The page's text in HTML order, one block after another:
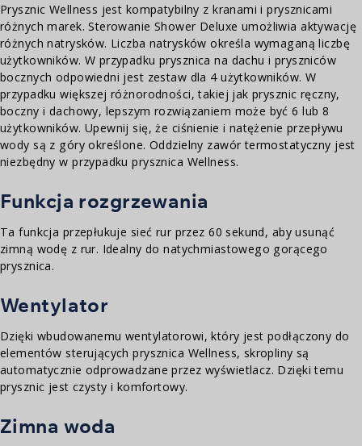
Prysznic Wellness jest kompatybilny z kranami i prysznicami
różnych marek. Sterowanie Shower Deluxe umożliwia aktywację
różnych natrysków. Liczba natrysków określa wymaganą liczbę
użytkowników. W przypadku prysznica na dachu i pryszniców
bocznych odpowiedni jest zestaw dla 4 użytkowników. W
przypadku większej różnorodności, takiej jak prysznic ręczny,
boczny i dachowy, lepszym rozwiązaniem może być 6 lub 8
użytkowników. Upewnij się, że ciśnienie i natężenie przepływu
wody są z góry określone. Oddzielny zawór termostatyczny jest
niezbędny w przypadku prysznica Wellness.
Funkcja rozgrzewania
Ta funkcja przepłukuje sieć rur przez 60 sekund, aby usunąć
zimną wodę z rur. Idealny do natychmiastowego gorącego
prysznica.
Wentylator
Dzięki wbudowanemu wentylatorowi, który jest podłączony do
elementów sterujących prysznica Wellness, skropliny są
automatycznie odprowadzane przez wyświetlacz. Dzięki temu
prysznic jest czysty i komfortowy.
Zimna woda